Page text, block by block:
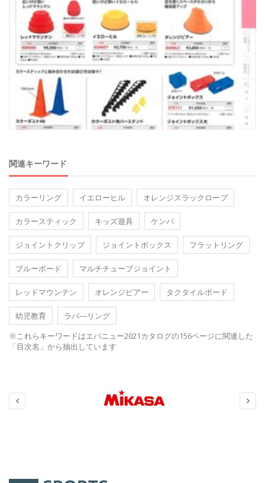
関連キーワード
カラーリング イエローヒル オレンジスラックロープ
カラースティック キッズ遊具 ケンパ
ジョイントクリップ ジョイントボックス フラットリング
ブルーボード マルチチューブジョイント
レッドマウンテン オレンジピアー タクタイルボード
幼児教育
ラバ―リング
※これらキーワードはエバニュー2021カタログの156ページに関連した
「目次名」から抽出しています